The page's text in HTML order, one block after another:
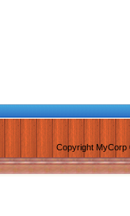
Copyright MyCorp